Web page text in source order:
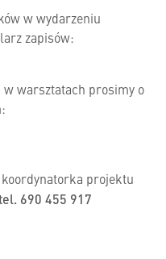
w wydarzeniu
zapisów:
w warsztatach prosimy o
projektu
690 455 917